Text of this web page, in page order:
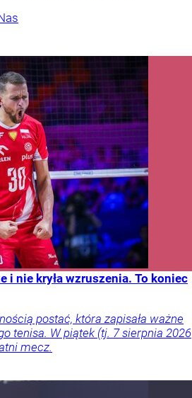
i nie kryła wzruszenia. To koniec
postać, która zapisała ważne
tenisa. W piątek (tj. 7 sierpnia 2026
mecz.